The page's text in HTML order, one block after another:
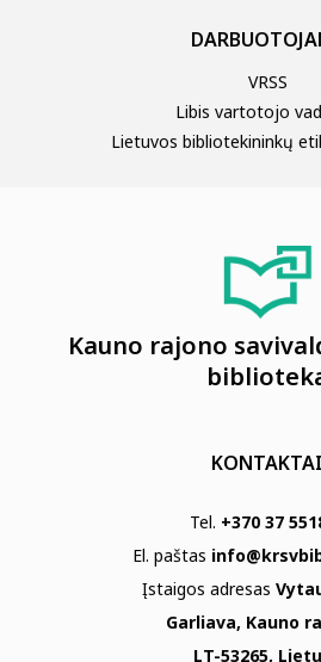
VRSS
Libis vartotojo
Lietuvos bibliotekininkų
Kauno rajono
KONTAKTAI
Tel. +370 37
El. paštas
Įstaigos adresas
Garliava, Kauno
LT-53265,